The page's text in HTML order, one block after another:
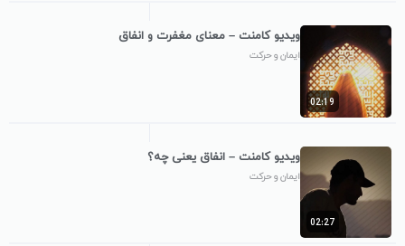
02:19
ویدیو کامنت – معنای مغفرت و انفاق
ایمان و حرکت
02:27
ویدیو کامنت – انفاق یعنی چه؟
ایمان و حرکت